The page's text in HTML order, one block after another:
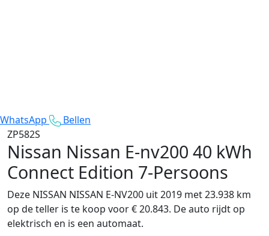
WhatsApp
Bellen
ZP582S
Nissan Nissan E-nv200 40 kWh
Connect Edition 7-Persoons
Deze NISSAN NISSAN E-NV200 uit 2019 met 23.938 km
op de teller is te koop voor € 20.843. De auto rijdt op
elektrisch en is een automaat.